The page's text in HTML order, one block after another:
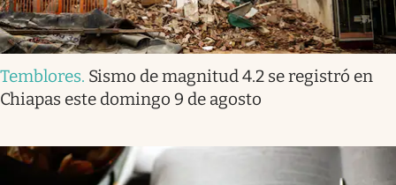
Temblores. Sismo de magnitud 4.2 se registró en
Chiapas este domingo 9 de agosto